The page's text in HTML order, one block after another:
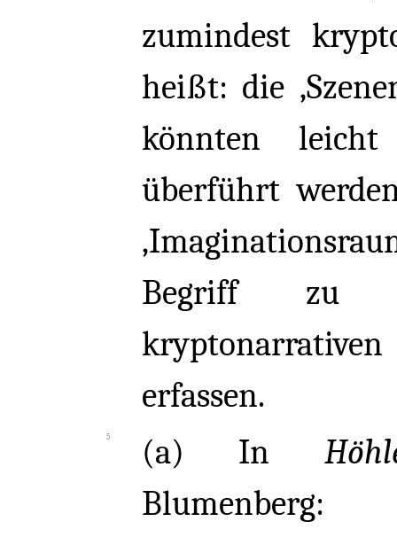
zumindest
heißt: die
könnten
überführt
Begriff zu
erfassen.
(a) In
Blumenberg: